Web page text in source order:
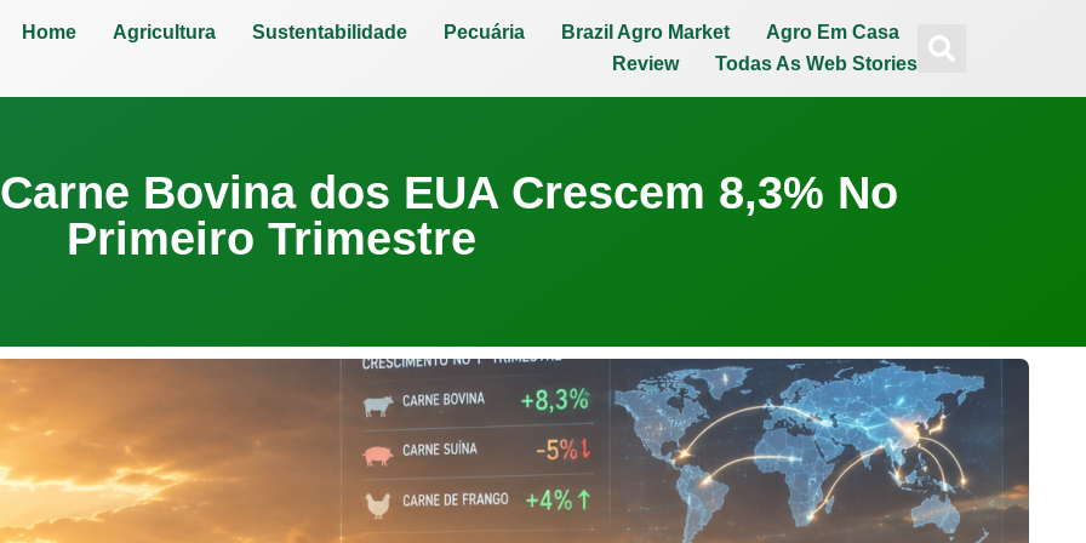
Home Agricultura Sustentabilidade Pecuária Brazil Agro Market
Agro Em Casa
Review
Todas As Web Stories
Bovina dos EUA Crescem 8,3% No
Primeiro Trimestre